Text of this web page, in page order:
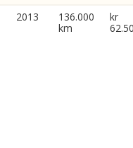
2013
136.000
km
kr